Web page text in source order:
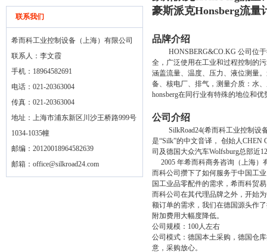
联系我们
希而科工业控制设备（上海）有限公司
联系人：李文霞
手机：18964582691
电话：021-20363004
传真：021-20363004
地址：上海市浦东新区川沙王桥路999号
1034-1035幢
邮编：20120018964582639
邮箱： office@silkroad24.com
豪斯派克Honsberg流量
品牌介绍
HONSBERG&CO.KG 公司位
全，广泛使用在工业和过程控制的
涵盖流量、温度、压力、液位测量
备、核电厂、排气，测量介质：水
honsberg在同行业有特殊的地位和优
公司介绍
SilkRoad24(希而科工业控制设
是“Silk”的中文音译， 创始人CHEN
司及德国大众汽车Wolfsburg总部近
2005 年希而科商务咨询（上海）
而科公司攒下了如何服务于中国工
国工业品零配件的需求，希而科贸
而科公司在其代理品牌之外，开始
额订单的需求，我们在德国源头作
附加费用大幅度降低。
公司规模： 100人左右
公司模式：德国本土采购，德国仓
意，采购放心。